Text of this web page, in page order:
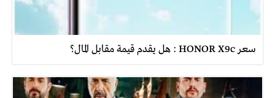
سعر HONOR X9c : هل يقدم قيمة مقابل المال؟